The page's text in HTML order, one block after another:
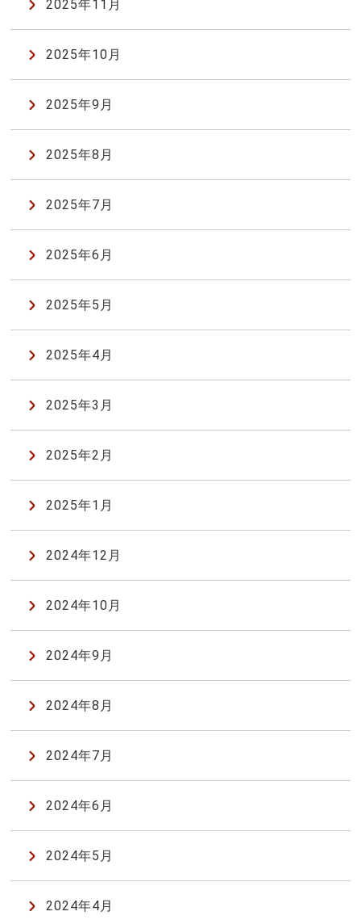
2025年11月
2025年10月
2025年9月
2025年8月
2025年7月
2025年6月
2025年5月
2025年4月
2025年3月
2025年2月
2025年1月
2024年12月
2024年10月
2024年9月
2024年8月
2024年7月
2024年6月
2024年5月
2024年4月